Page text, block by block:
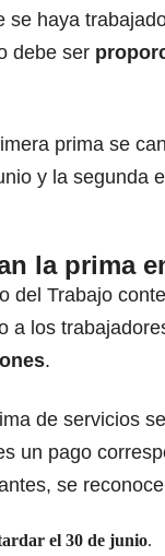
se haya
debe ser
prima se
y la segunda
la prima
del Trabajo
a los
.
de servicios
un pago
se
el 30 de junio.